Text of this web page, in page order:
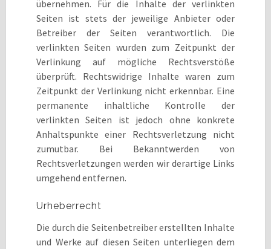
übernehmen. Für die Inhalte der verlinkten
Seiten ist stets der jeweilige Anbieter oder
Betreiber der Seiten verantwortlich. Die
verlinkten Seiten wurden zum Zeitpunkt der
Verlinkung auf mögliche Rechtsverstöße
überprüft. Rechtswidrige Inhalte waren zum
Zeitpunkt der Verlinkung nicht erkennbar. Eine
permanente inhaltliche Kontrolle der
verlinkten Seiten ist jedoch ohne konkrete
Anhaltspunkte einer Rechtsverletzung nicht
zumutbar. Bei Bekanntwerden von
Rechtsverletzungen werden wir derartige Links
umgehend entfernen.
Urheberrecht
Die durch die Seitenbetreiber erstellten Inhalte
und Werke auf diesen Seiten unterliegen dem